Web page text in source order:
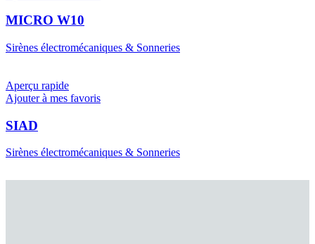
MICRO W10
Sirènes électromécaniques & Sonneries
Aperçu rapide
Ajouter à mes favoris
SIAD
Sirènes électromécaniques & Sonneries